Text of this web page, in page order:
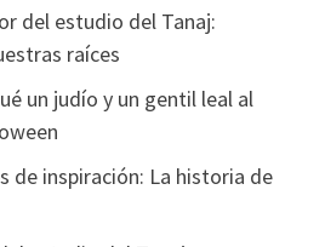
del estudio del Tanaj:
raíces
un judío y un gentil leal al
de inspiración: La historia de